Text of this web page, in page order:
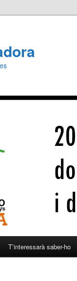
T’interessarà saber-ho